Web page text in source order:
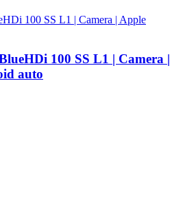
100 SS L1 | Camera |
auto